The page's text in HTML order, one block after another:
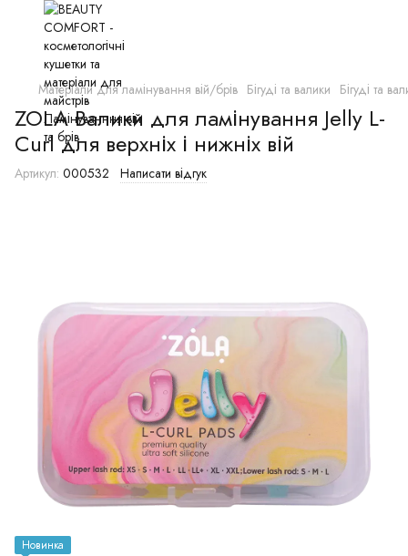
Матеріали для ламінування вій/брів Бігуді та валики Бігуді та
ZOLA Валики для ламінування Jelly L-
Curl для верхніх і нижніх вій
Артикул: 000532 Написати відгук
Новинка